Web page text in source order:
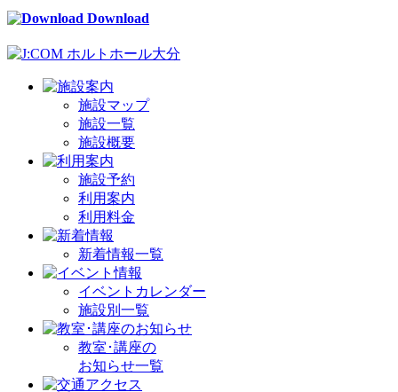
Download
施設マップ
施設一覧
施設概要
施設予約
利用案内
利用料金
新着情報一覧
イベントカレンダー
施設別一覧
教室･講座の
お知らせ一覧